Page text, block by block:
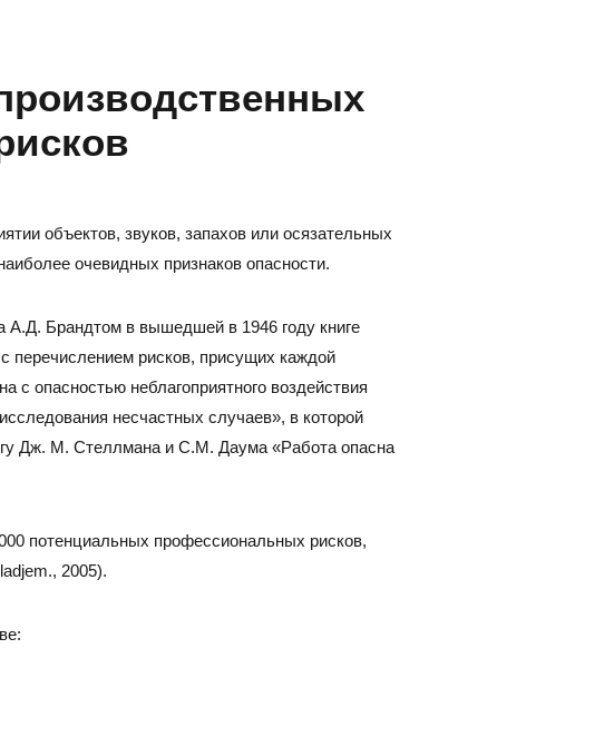
объектов, звуков, запахов или осязательных
очевидных признаков опасности.
А.Д. Брандтом в вышедшей в 1946 году книге
перечислением рисков, присущих каждой
опасностью неблагоприятного воздействия
несчастных случаев», в которой
Дж. М. Стеллмана и С.М. Даума «Работа опасна
потенциальных профессиональных рисков,
2005).